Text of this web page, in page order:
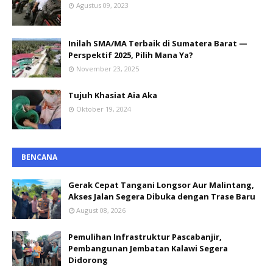
Agustus 09, 2023
Inilah SMA/MA Terbaik di Sumatera Barat —
Perspektif 2025, Pilih Mana Ya?
November 23, 2025
Tujuh Khasiat Aia Aka
Oktober 19, 2024
BENCANA
Gerak Cepat Tangani Longsor Aur Malintang,
Akses Jalan Segera Dibuka dengan Trase Baru
August 08, 2026
Pemulihan Infrastruktur Pascabanjir,
Pembangunan Jembatan Kalawi Segera
Didorong